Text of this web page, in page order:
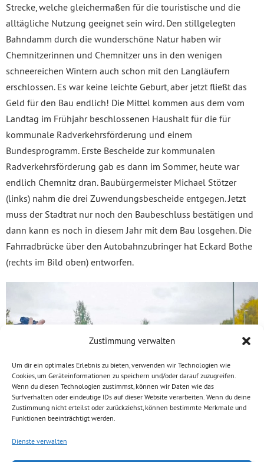
Zustimmung verwalten
Um dir ein optimales Erlebnis zu bieten, verwenden wir Technologien wie
Cookies, um Geräteinformationen zu speichern und/oder darauf zuzugreifen.
Wenn du diesen Technologien zustimmst, können wir Daten wie das
Surfverhalten oder eindeutige IDs auf dieser Website verarbeiten. Wenn du deine
Zustimmung nicht erteilst oder zurückziehst, können bestimmte Merkmale und
Funktionen beeinträchtigt werden.
Dienste verwalten
Strecke, welche gleichermaßen für die touristische und die
alltägliche Nutzung geeignet sein wird. Den stillgelegten
Bahndamm durch die wunderschöne Natur haben wir
Chemnitzerinnen und Chemnitzer uns in den wenigen
schneereichen Wintern auch schon mit den Langläufern
erschlossen. Es war keine leichte Geburt, aber jetzt fließt das
Geld für den Bau endlich! Die Mittel kommen aus dem vom
Landtag im Frühjahr beschlossenen Haushalt für die für
kommunale Radverkehrsförderung und einem
Bundesprogramm. Erste Bescheide zur kommunalen
Radverkehrsförderung gab es dann im Sommer, heute war
endlich Chemnitz dran. Baubürgermeister Michael Stötzer
(links) nahm die drei Zuwendungsbescheide entgegen. Jetzt
muss der Stadtrat nur noch den Baubeschluss bestätigen und
dann kann es noch in diesem Jahr mit dem Bau losgehen. Die
Fahrradbrücke über den Autobahnzubringer hat Eckard Bothe
(rechts im Bild oben) entworfen.